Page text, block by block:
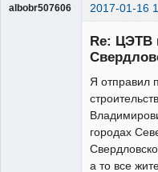
albobr507606 2017-01-16
Re: ЦЭТВ
Я отправил
городах
а то все